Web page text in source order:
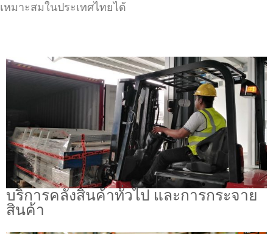
เหมาะสมในประเทศไทยได้
บริการคลังสินค้าทั่วไป และการกระจาย
สินค้า